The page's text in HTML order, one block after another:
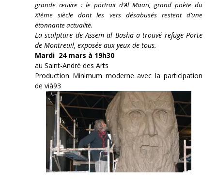
grande œuvre : le portrait d’Al Maari, grand poète du
XIème siècle dont les vers désabusés restent d’une
étonnante actualité.
La sculpture de Assem al Basha a trouvé refuge Porte
de Montreuil, exposée aux yeux de tous.
Mardi 24 mars à 19h30
au Saint-André des Arts
Production Minimum moderne avec la participation
de vià93